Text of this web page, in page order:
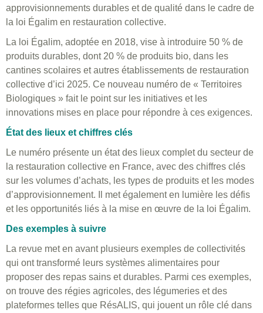
approvisionnements durables et de qualité dans le cadre de
la loi Égalim en restauration collective.
La loi Égalim, adoptée en 2018, vise à introduire 50 % de
produits durables, dont 20 % de produits bio, dans les
cantines scolaires et autres établissements de restauration
collective d’ici 2025. Ce nouveau numéro de « Territoires
Biologiques » fait le point sur les initiatives et les
innovations mises en place pour répondre à ces exigences.
État des lieux et chiffres clés
Le numéro présente un état des lieux complet du secteur de
la restauration collective en France, avec des chiffres clés
sur les volumes d’achats, les types de produits et les modes
d’approvisionnement. Il met également en lumière les défis
et les opportunités liés à la mise en œuvre de la loi Égalim.
Des exemples à suivre
La revue met en avant plusieurs exemples de collectivités
qui ont transformé leurs systèmes alimentaires pour
proposer des repas sains et durables. Parmi ces exemples,
on trouve des régies agricoles, des légumeries et des
plateformes telles que RésALIS, qui jouent un rôle clé dans